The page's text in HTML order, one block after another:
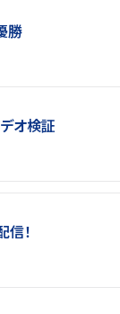
勝
オ検証
！